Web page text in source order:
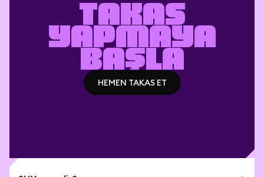
TAKAS
YAPMAYA
BAŞLA
HEMEN TAKAS ET